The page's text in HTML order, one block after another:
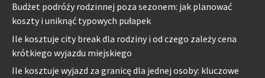
Budżet podróży rodzinnej poza sezonem: jak planować
koszty i uniknąć typowych pułapek
Ile kosztuje city break dla rodziny i od czego zależy cena
krótkiego wyjazdu miejskiego
Ile kosztuje wyjazd za granicę dla jednej osoby: kluczowe